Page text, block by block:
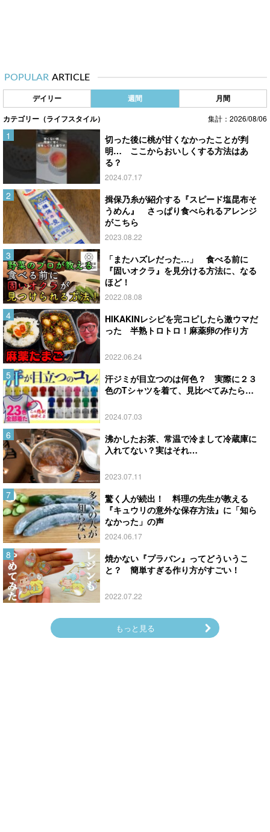
POPULAR ARTICLE
デイリー 週間 月間
カテゴリー（ライフスタイル） 集計：2026/08/06
切った後に桃が甘くなかったことが判
明… ここからおいしくする方法はあ
る？
2024.07.17
揖保乃糸が紹介する『スピード塩昆布そ
うめん』 さっぱり食べられるアレンジ
がこちら
2023.08.22
「またハズレだった…」 食べる前に
『固いオクラ』を見分ける方法に、なる
ほど！
2022.08.08
HIKAKINレシピを完コピしたら激ウマだ
った 半熟トロトロ！麻薬卵の作り方
2022.06.24
汗ジミが目立つのは何色？ 実際に２３
色のTシャツを着て、見比べてみたら…
2024.07.03
沸かしたお茶、常温で冷まして冷蔵庫に
入れてない？実はそれ…
2023.07.11
驚く人が続出！ 料理の先生が教える
『キュウリの意外な保存方法』に「知ら
なかった」の声
2024.06.17
焼かない『プラバン』ってどういうこ
と？ 簡単すぎる作り方がすごい！
2022.07.22
もっと見る